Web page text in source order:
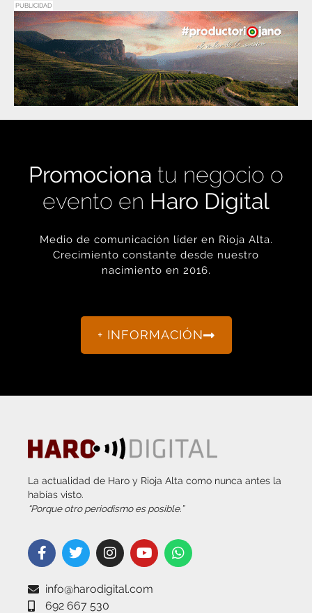
PUBLICIDAD
Promociona tu negocio o
evento en Haro Digital
Medio de comunicación líder en Rioja Alta.
Crecimiento constante desde nuestro
nacimiento en 2016.
+ INFORMACIÓN
La actualidad de Haro y Rioja Alta como nunca antes la
habías visto.
“Porque otro periodismo es posible.”
info@harodigital.com
692 667 530